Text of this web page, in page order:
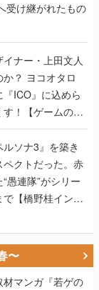
受け継がれたもの
ナー・上田文人
？ ヨコオタロ
ICO』に込めら
！【ゲームの企
ルソナ3』を築き
クトだった。赤
愚連隊”がシリー
【橋野桂インタ
〜
マンガ『若ゲの